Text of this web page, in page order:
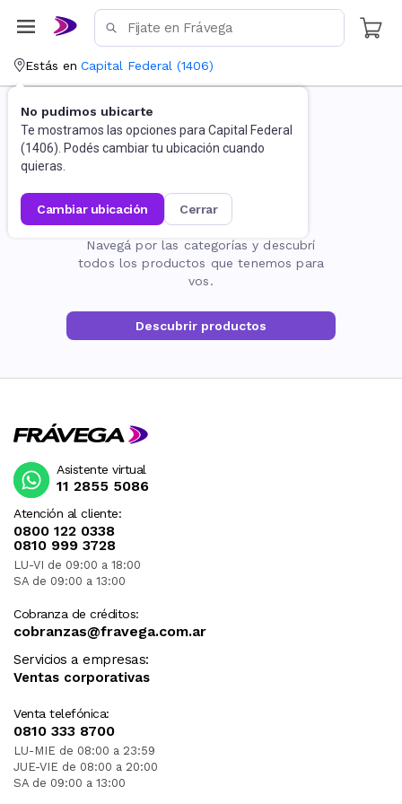
Estás en Capital Federal (1406)
No pudimos ubicarte
Te mostramos las opciones para Capital Federal
(1406). Podés cambiar tu ubicación cuando
quieras.
cambiar ubicación cerrar
La página no existe
Navegá por las categorías y descubrí
todos los productos que tenemos para
vos.
Descubrir productos
Atención al cliente:
0800 122 0338
0810 999 3728
LU-VI de 09:00 a 18:00
SA de 09:00 a 13:00
Cobranza de créditos:
cobranzas@fravega.com.ar
Servicios a empresas:
Ventas corporativas
Venta telefónica:
0810 333 8700
LU-MIE de 08:00 a 23:59
JUE-VIE de 08:00 a 20:00
SA de 09:00 a 13:00
Asistente virtual
11 2855 5086